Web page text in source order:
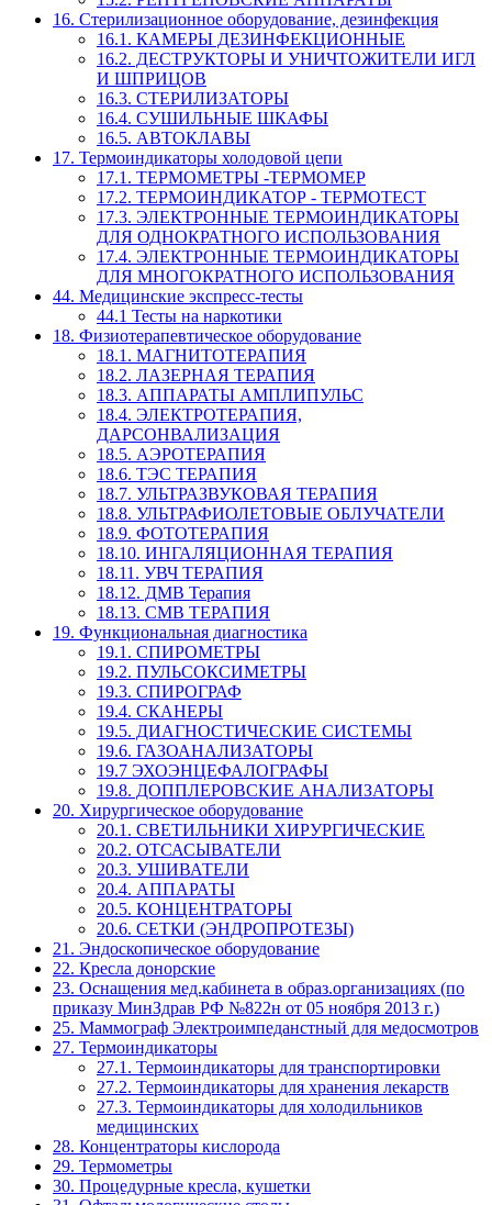
16. Стерилизационное оборудование, дезинфекция
16.1. КАМЕРЫ ДЕЗИНФЕКЦИОННЫЕ
16.2. ДЕСТРУКТОРЫ И УНИЧТОЖИТЕЛИ ИГЛ
И ШПРИЦОВ
16.3. СТЕРИЛИЗАТОРЫ
16.4. СУШИЛЬНЫЕ ШКАФЫ
16.5. АВТОКЛАВЫ
17. Термоиндикаторы холодовой цепи
17.1. ТЕРМОМЕТРЫ -ТЕРМОМЕР
17.2. ТЕРМОИНДИКАТОР - ТЕРМОТЕСТ
17.3. ЭЛЕКТРОННЫЕ ТЕРМОИНДИКАТОРЫ
ДЛЯ ОДНОКРАТНОГО ИСПОЛЬЗОВАНИЯ
17.4. ЭЛЕКТРОННЫЕ ТЕРМОИНДИКАТОРЫ
ДЛЯ МНОГОКРАТНОГО ИСПОЛЬЗОВАНИЯ
44. Медицинские экспресс-тесты
44.1 Тесты на наркотики
18. Физиотерапевтическое оборудование
18.1. МАГНИТОТЕРАПИЯ
18.2. ЛАЗЕРНАЯ ТЕРАПИЯ
18.3. АППАРАТЫ АМПЛИПУЛЬС
18.4. ЭЛЕКТРОТЕРАПИЯ,
ДАРСОНВАЛИЗАЦИЯ
18.5. АЭРОТЕРАПИЯ
18.6. ТЭС ТЕРАПИЯ
18.7. УЛЬТРАЗВУКОВАЯ ТЕРАПИЯ
18.8. УЛЬТРАФИОЛЕТОВЫЕ ОБЛУЧАТЕЛИ
18.9. ФОТОТЕРАПИЯ
18.10. ИНГАЛЯЦИОННАЯ ТЕРАПИЯ
18.11. УВЧ ТЕРАПИЯ
18.12. ДМВ Терапия
18.13. СМВ ТЕРАПИЯ
19. Функциональная диагностика
19.1. СПИРОМЕТРЫ
19.2. ПУЛЬСОКСИМЕТРЫ
19.3. СПИРОГРАФ
19.4. СКАНЕРЫ
19.5. ДИАГНОСТИЧЕСКИЕ СИСТЕМЫ
19.6. ГАЗОАНАЛИЗАТОРЫ
19.7 ЭХОЭНЦЕФАЛОГРАФЫ
19.8. ДОППЛЕРОВСКИЕ АНАЛИЗАТОРЫ
20. Хирургическое оборудование
20.1. СВЕТИЛЬНИКИ ХИРУРГИЧЕСКИЕ
20.2. ОТСАСЫВАТЕЛИ
20.3. УШИВАТЕЛИ
20.4. АППАРАТЫ
20.5. КОНЦЕНТРАТОРЫ
20.6. СЕТКИ (ЭНДРОПРОТЕЗЫ)
21. Эндоскопическое оборудование
22. Кресла донорские
23. Оснащения мед.кабинета в образ.организациях (по
приказу МинЗдрав РФ №822н от 05 ноября 2013 г.)
25. Маммограф Электроимпеданстный для медосмотров
27. Термоиндикаторы
27.1. Термоиндикаторы для транспортировки
27.2. Термоиндикаторы для хранения лекарств
27.3. Термоиндикаторы для холодильников
медицинских
28. Концентраторы кислорода
29. Термометры
30. Процедурные кресла, кушетки